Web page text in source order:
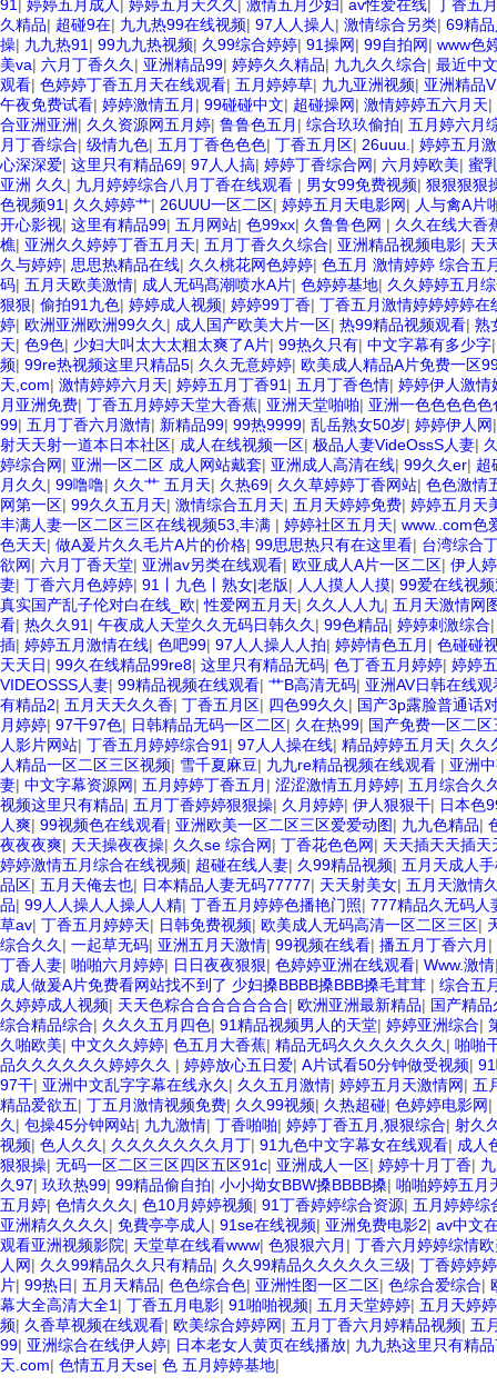
91 | 婷婷五月成人 | 婷婷五月天久久 | 激情五月少妇| av性爱在线| 丁香五
久精品| 超碰9在| 九九热99在线视频| 97人人操人 | 激情综合另类| 69精
操| 九九热91 | 99九九热视频| 久99综合婷婷| 91操网| 99自拍网| www色
美va| 六月丁香久久 | 亚洲精品99| 婷婷久久精品| 九九久久综合| 最近中
观看| 色婷婷丁香五月天在线观看| 五月婷婷草| 九九亚洲视频| 亚洲精品
午夜免费试看| 婷婷激情五月 | 99碰碰中文| 超碰操网| 激情婷婷五六月天|
合亚洲亚洲| 久久资源网五月婷| 鲁鲁色五月 | 综合玖玖偷拍| 五月婷六月
月丁香综合| 级情九色| 五月丁香色色色| 丁香五月区| 26uuu. | 婷婷五月
心深深爱| 这里只有精品69| 97人人搞| 婷婷丁香综合网| 六月婷欧美| 蜜
亚洲 久久 | 九月婷婷综合八月丁香在线观看 | 男女99免费视频| 狠狠狠狠
色视频91 | 久久婷婷艹| 26UUU一区二区| 婷婷五月天电影网| 人与禽A片
开心影视| 这里有精品99| 五月网站| 色99xx| 久鲁鲁色网 | 久久在线大香
樵| 亚洲久久婷婷丁香五月天| 五月丁香久久综合| 亚洲精品视频电影| 天
久与婷婷| 思思热精品在线| 久久桃花网色婷婷| 色五月 激情婷婷 综合五
码| 五月天欧美激情| 成人无码髙潮喷水A片| 色婷婷基地| 久久婷婷五月
狠狠| 偷拍91九色| 婷婷成人视频| 婷婷99丁香| 丁香五月激情婷婷婷婷在
婷| 欧洲亚洲欧洲99久久 | 成人国产欧美大片一区| 热99精品视频观看| 熟
天| 色9色| 少妇大叫太大太粗太爽了A片| 99热久只有| 中文字幕有多少字
频| 99re热视频这里只精品5| 久久无意婷婷| 欧美成人精品A片免费一区
天,com| 激情婷婷六月天| 婷婷五月丁香91 | 五月丁香色情| 婷婷伊人激情
月亚洲免费| 丁香五月婷婷天堂大香蕉| 亚洲天堂啪啪| 亚洲一色色色色色
99| 五月丁香六月激情| 新精品99| 99热9999| 乱岳熟女50岁| 婷婷伊人网
射天天射一道本日本社区| 成人在线视频一区| 极品人妻VideOssS人妻|
婷综合网| 亚洲一区二区 成人网站戴套| 亚洲成人高清在线| 99久久er| 超
月久久 | 99噜噜| 久久艹 五月天| 久热69| 久久草婷婷丁香网站| 色色激情
网第一区| 99久久五月天| 激情综合五月天| 五月天婷婷免费| 婷婷五月天
丰满人妻一区二区三区在线视频53,丰满 | 婷婷社区五月天| www..com色
色天天| 做A爰片久久毛片A片的价格| 99思思热只有在这里看| 台湾综合
欲网| 六月丁香天堂| 亚洲av另类在线观看| 欧亚成人A片一区二区| 伊人
妻| 丁香六月色婷婷| 91丨九色丨熟女|老版| 人人摸人人摸| 99爱在线视
真实国产乱子伦对白在线_欧|性爱网五月天| 久久人人九| 五月天激情网
看| 热久久91 | 午夜成人天堂久久无码日韩久久 | 99色精品| 婷婷刺激综合
插| 婷婷五月激情在线| 色吧99| 97人人操人人拍| 婷婷情色五月 | 色碰碰
天天日| 99久在线精品99re8| 这里只有精品无码| 色丁香五月婷婷| 婷婷
VIDEOSSS人妻| 99精品视频在线观看| 艹B高清无码| 亚洲AV日韩在线观
有精品2| 五月天天久久香| 丁香五月区| 四色99久久 | 国产3p露脸普通话
月婷婷| 97干97色| 日韩精品无码一区二区| 久在热99| 国产免费一区二
人影片网站| 丁香五月婷婷综合91 | 97人人操在线| 精品婷婷五月天| 久久
人精品一区二区三区视频| 雪千夏麻豆| 九九re精品视频在线观看 | 亚洲
妻| 中文字幕资源网| 五月婷婷丁香五月 | 涩涩激情五月婷婷| 五月综合久
视频这里只有精品| 五月丁香婷婷狠狠操| 久月婷婷| 伊人狠狠干| 日本色
人爽| 99视频色在线观看| 亚洲欧美一区二区三区爱爱动图| 九九色精品|
夜夜夜爽| 天天操夜夜操| 久久se 综合网| 丁香花色色网| 天天插天天插天
婷婷激情五月综合在线视频| 超碰在线人妻| 久99精品视频| 五月天成人
品区| 五月天俺去也| 日本精品人妻无码77777| 天天射美女| 五月天激情
品| 99人人操人人操人人精| 丁香五月婷婷色播艳门照| 777精品久无码人
草av| 丁香五月婷婷天| 日韩免费视频| 欧美成人无码高清一区二区三区|
综合久久 | 一起草无码| 亚洲五月天激情| 99视频在线看| 播五月丁香六月 |
丁香人妻| 啪啪六月婷婷| 日日夜夜狠狠| 色婷婷亚洲在线观看| Www.激情
成人做爰A片免费看网站找不到了 少妇搡BBBB搡BBB搡毛茸茸 | 综合五
久婷婷成人视频| 天天色粽合合合合合合合| 欧洲亚洲最新精品| 国产精
综合精品综合| 久久久五月四色| 91精品视频男人的天堂| 婷婷亚洲综合|
久啪欧美| 中文久久婷婷| 色五月大香蕉| 精品无码久久久久久久久 | 啪啪
品久久久久久久婷婷久久 | 婷婷放心五日爱| A片试看50分钟做受视频|
97干| 亚洲中文乱字字幕在线永久 | 久久五月激情| 婷婷五月天激情网| 五
精品爱欲五| 丁五月激情视频免费| 久久99视频| 久热超碰| 色婷婷电影网|
久 | 包操45分钟网站| 九九激情| 丁香啪啪| 婷婷丁香五月,狠狠综合| 射久
视频| 色人久久 | 久久久久久久久月丁| 91九色中文字幕女在线观看| 成人
狠狠操| 无码一区二区三区四区五区91c| 亚洲成人一区| 婷婷十月丁香|
久97| 玖玖热99| 99精品偷自拍| 小小拗女BBW搡BBBB搡| 啪啪婷婷五月
五月婷| 色情久久久 | 色10月婷婷视频| 91丁香婷婷综合资源| 五月婷婷综
亚洲精久久久久 | 免費亭亭成人 | 91se在线视频| 亚洲免费电影2| av中文
观看亚洲视频影院| 天堂草在线看www| 色狠狠六月 | 丁香六月婷婷综情
人网| 久久99精品久久只有精品| 久久99精品久久久久久三级| 丁香婷婷
片| 99热日| 五月天精品| 色色综合色| 亚洲性图一区二区| 色综合爱综合|
幕大全高清大全1 | 丁香五月电影| 91啪啪视频| 五月天堂婷婷| 五月天婷
频| 久香草视频在线观看| 欧美综合婷婷网| 五月丁香六月婷精品视频| 五
99| 亚洲综合在线伊人婷| 日本老女人黄页在线播放| 九九热这里只有精
天.com| 色情五月天se| 色 五月婷婷基地|